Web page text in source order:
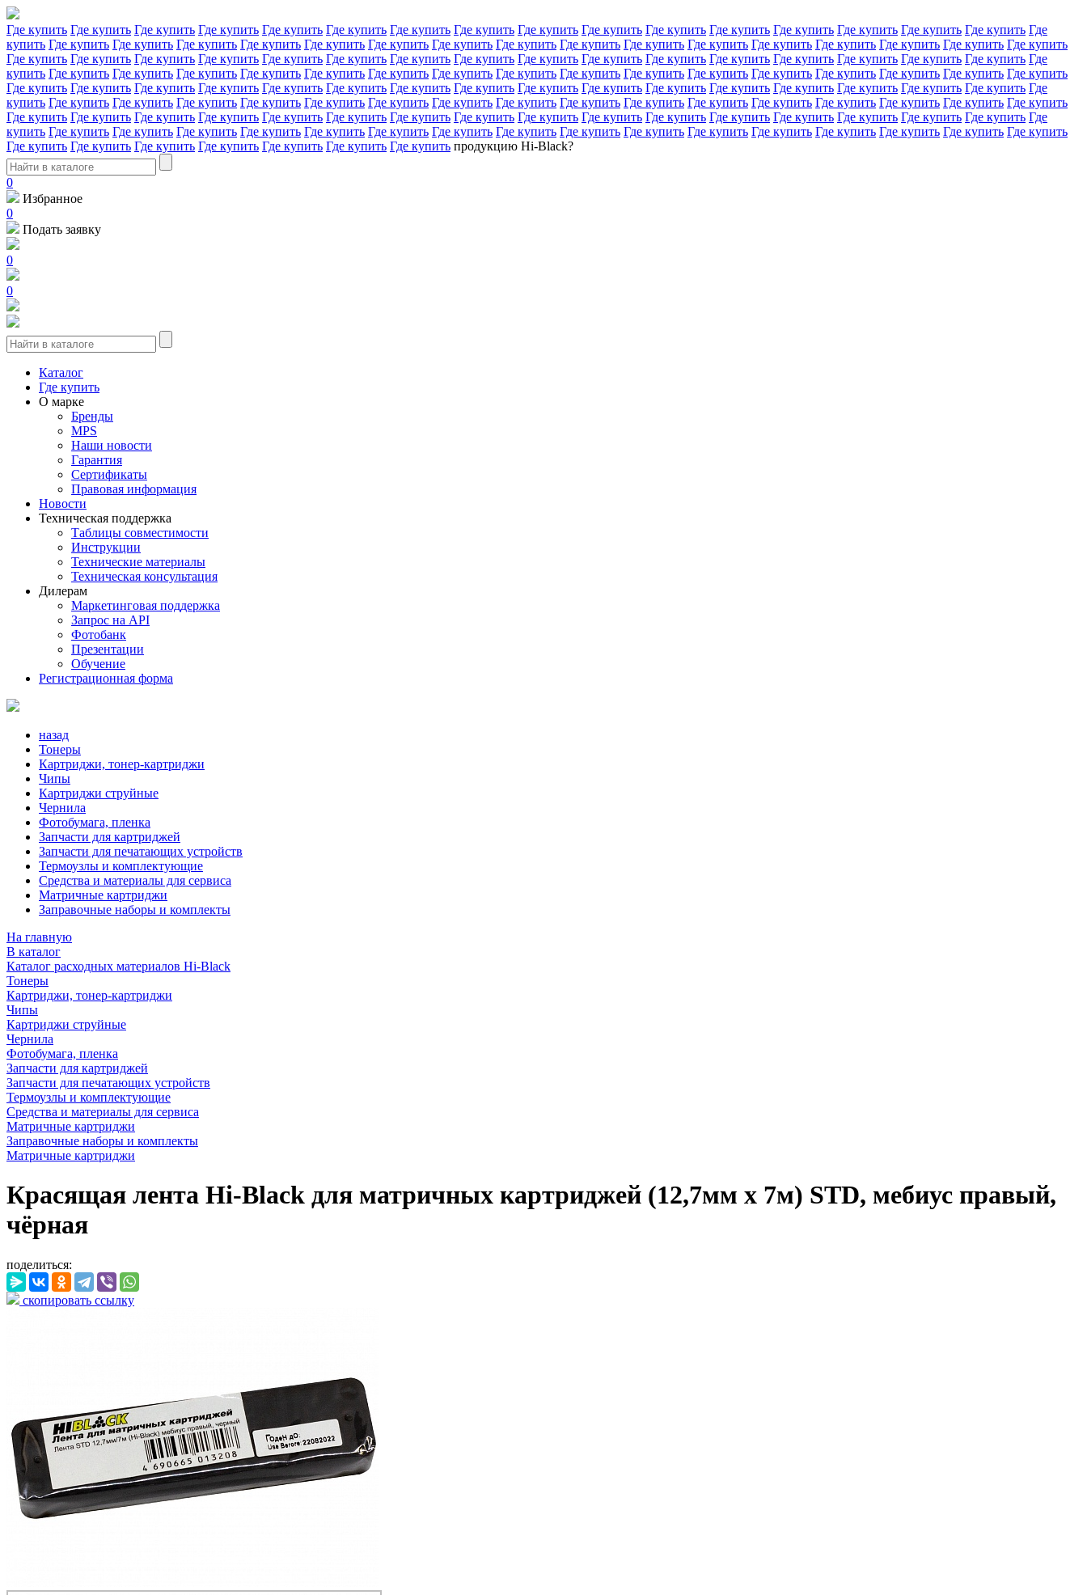
Где купить Где купить Где купить Где купить Где купить Где купить Где купить Где купить Где купить Где купить Где купить Где купить Где купить Где купить Где купить Где купить Где
купить Где купить Где купить Где купить Где купить Где купить Где купить Где купить Где купить Где купить Где купить Где купить Где купить Где купить Где купить Где купить Где купить
Где купить Где купить Где купить Где купить Где купить Где купить Где купить Где купить Где купить Где купить Где купить Где купить Где купить Где купить Где купить Где купить Где
купить Где купить Где купить Где купить Где купить Где купить Где купить Где купить Где купить Где купить Где купить Где купить Где купить Где купить Где купить Где купить Где купить
Где купить Где купить Где купить Где купить Где купить Где купить Где купить Где купить Где купить Где купить Где купить Где купить Где купить Где купить Где купить Где купить Где
купить Где купить Где купить Где купить Где купить Где купить Где купить Где купить Где купить Где купить Где купить Где купить Где купить Где купить Где купить Где купить Где купить
Где купить Где купить Где купить Где купить Где купить Где купить Где купить Где купить Где купить Где купить Где купить Где купить Где купить Где купить Где купить Где купить Где
купить Где купить Где купить Где купить Где купить Где купить Где купить Где купить Где купить Где купить Где купить Где купить Где купить Где купить Где купить Где купить Где купить
Где купить Где купить Где купить Где купить Где купить Где купить Где купить продукцию Hi-Black?
0
Избранное
0
Подать заявку
0
0
Каталог
Где купить
О марке
Бренды
MPS
Наши новости
Гарантия
Сертификаты
Правовая информация
Новости
Техническая поддержка
Таблицы совместимости
Инструкции
Технические материалы
Техническая консультация
Дилерам
Маркетинговая поддержка
Запрос на API
Фотобанк
Презентации
Обучение
Регистрационная форма
назад
Тонеры
Картриджи, тонер-картриджи
Чипы
Картриджи струйные
Чернила
Фотобумага, пленка
Запчасти для картриджей
Запчасти для печатающих устройств
Термоузлы и комплектующие
Средства и материалы для сервиса
Матричные картриджи
Заправочные наборы и комплекты
На главную
В каталог
Каталог расходных материалов Hi-Black
Тонеры
Картриджи, тонер-картриджи
Чипы
Картриджи струйные
Чернила
Фотобумага, пленка
Запчасти для картриджей
Запчасти для печатающих устройств
Термоузлы и комплектующие
Средства и материалы для сервиса
Матричные картриджи
Заправочные наборы и комплекты
Матричные картриджи
Красящая лента Hi-Black для матричных картриджей (12,7мм x 7м) STD, мебиус правый,
чёрная
поделиться:
скопировать ссылку